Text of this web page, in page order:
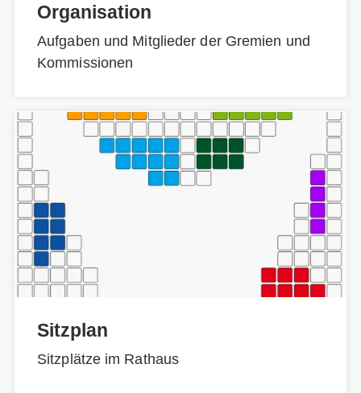
Organisation
Aufgaben und Mitglieder der Gremien und
Kommissionen
Sitzplan
Sitzplätze im Rathaus